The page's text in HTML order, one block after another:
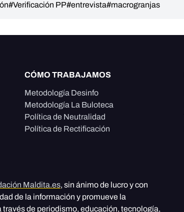
#Verificación PP#entrevista#macrogranjas
CÓMO TRABAJAMOS
Metodología Desinfo
Metodología La Buloteca
Política de Neutralidad
Política de Rectificación
Maldita.es, sin ánimo de lucro y con
de la información y promueve la
de periodismo, educación, tecnología,